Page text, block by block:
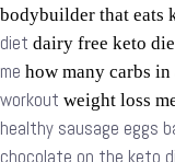
bodybuilder that eats
diet dairy free keto
me how many carbs
workout weight loss
healthy sausage eggs
chocolate on the keto